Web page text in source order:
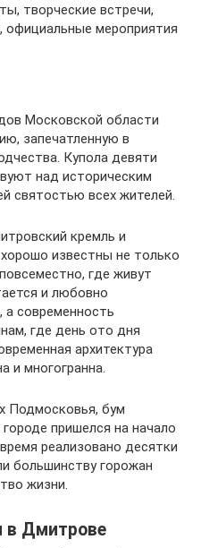
творческие встречи,
официальные мероприятия
Московской области
запечатленную в
Купола девяти
над историческим
святостью всех жителей.
кремль и
известны не только
где живут
и любовно
а современность
где день ото дня
архитектура
и многогранна.
Подмосковья, бум
пришелся на начало
реализовано десятки
большинству горожан
жизни.
в Дмитрове